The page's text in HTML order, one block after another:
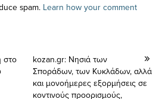
spam. Learn how your comment
στο
kozan.gr: Νησιά των
Σποράδων, των Κυκλάδων, αλλά
και μονοήμερες εξορμήσεις σε
κοντινούς προορισμούς,